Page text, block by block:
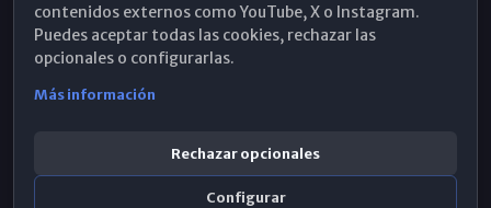
WhatsApp
contenidos externos como YouTube, X o Instagram.
Puedes aceptar todas las cookies, rechazar las
opcionales o configurarlas.
Más información
Rechazar opcionales
Configurar